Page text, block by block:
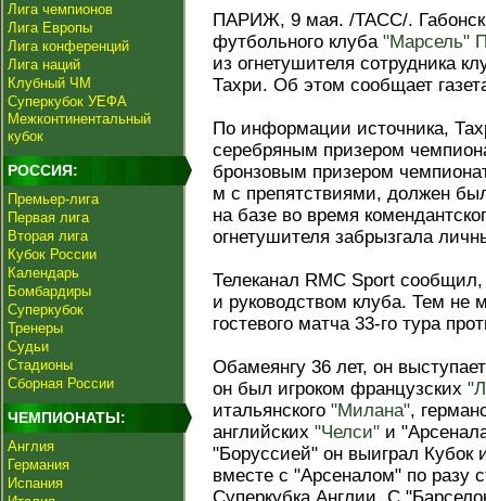
Лига чемпионов
Лига Европы
Лига конференций
Лига наций
Клубный ЧМ
Суперкубок УЕФА
Межконтинентальный
кубок
РОССИЯ:
Премьер-лига
Первая лига
Вторая лига
Кубок России
Календарь
Бомбардиры
Суперкубок
Тренеры
Судьи
Стадионы
Сборная России
ЧЕМПИОНАТЫ:
Англия
Германия
Испания
ПАРИЖ, 9 мая. /ТАСС/.
футбольного клуба "Марсель"
из огнетушителя сотрудника
Тахри. Об этом сообщает
По информации источника,
серебряным призером
бронзовым призером
м с препятствиями, должен
на базе во время
огнетушителя забрызгала
Телеканал RMC Sport
и руководством клуба. Тем не
гостевого матча 33-го тура
Обамеянгу 36 лет, он
он был игроком французских
итальянского "Милана",
английских "Челси" и
"Боруссией" он выиграл
вместе с "Арсеналом" по разу